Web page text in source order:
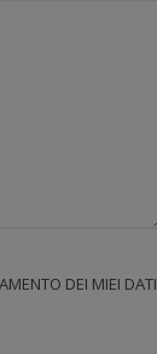
DEI MIEI DATI